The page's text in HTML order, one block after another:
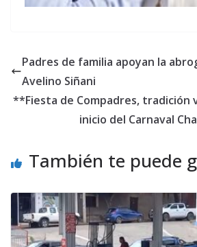
Padres de familia apoyan la
Avelino Siñani
**Fiesta de Compadres, tradición
inicio del Carnaval
También te puede